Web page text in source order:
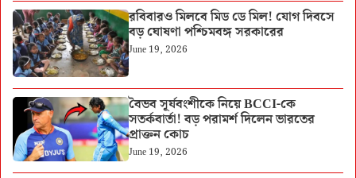
রবিবারও মিলবে মিড ডে মিল! যোগ দিবসে
বড় ঘোষণা পশ্চিমবঙ্গ সরকারের
June 19, 2026
বৈভব সূর্যবংশীকে নিয়ে BCCI-কে
সতর্কবার্তা! বড় পরামর্শ দিলেন ভারতের
প্রাক্তন কোচ
June 19, 2026